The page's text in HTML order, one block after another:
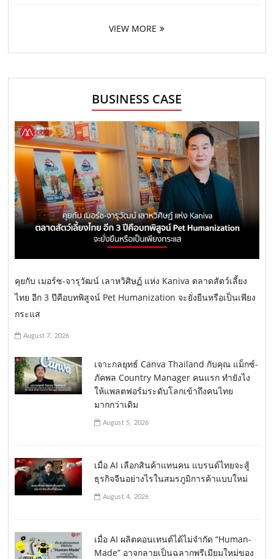
VIEW MORE
BUSINESS CASE
คุยกับ เมอร์ซ-จารุวัฒน์ เลาหวิศิษฏ์ แห่ง Kaniva ตลาดสัตว์เลี้ยง
ไทย อีก 3 ปีคือบทพิสูจน์ Pet Humanization จะยั่งยืนหรือเป็นเพียง
กระแส
August 7, 2026
เจาะกลยุทธ์ Canva Thailand กับคุณ แม็กซ์-
ภัคพล Country Manager คนแรก ทำยังไง
ให้แพลตฟอร์มระดับโลกเข้าถึงคนไทย
มากกว่าเดิม
August 5, 2026
เมื่อ AI เลือกสินค้าแทนคน แบรนด์ไทยจะสู้
ธุรกิจจีนอย่างไรในสมรภูมิการค้าแบบใหม่
August 4, 2026
เมื่อ AI ผลิตคอนเทนต์ได้ไม่จำกัด “Human-
Made” อาจกลายเป็นฉลากพรีเมียมใหม่ของ